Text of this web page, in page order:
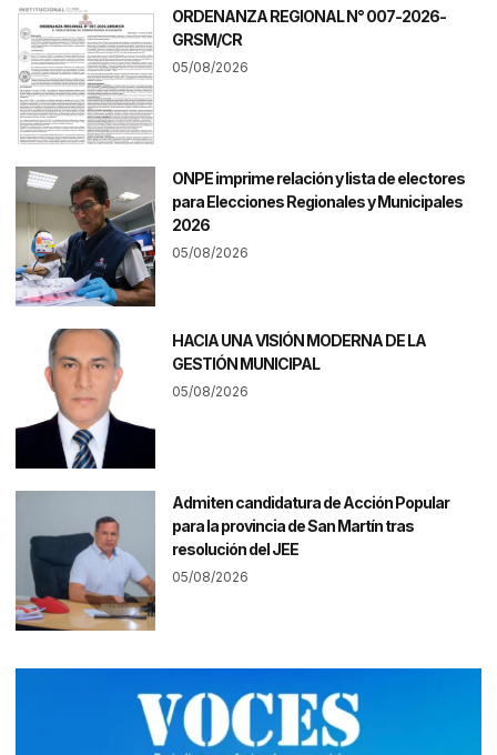
ORDENANZA REGIONAL N° 007-2026-
GRSM/CR
05/08/2026
ONPE imprime relación y lista de electores
para Elecciones Regionales y Municipales
2026
05/08/2026
HACIA UNA VISIÓN MODERNA DE LA
GESTIÓN MUNICIPAL
05/08/2026
Admiten candidatura de Acción Popular
para la provincia de San Martín tras
resolución del JEE
05/08/2026